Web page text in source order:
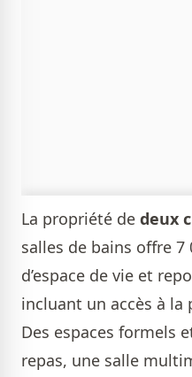
La propriété de deux
salles de bains offre 7
d’espace de vie et
incluant un accès à la
Des espaces formels
repas, une salle